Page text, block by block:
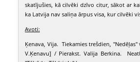
vidū (1998-03-19) Nedēļas vidū (1998-
skatījušies, kā cilvēki dzīvo citur, sākot ar
ka Latvija nav saliņa ārpus visa, kur cilvēki
Avoti:
Ķenava, Vija. Tiekamies trešdien,
V.Ķenavu] / Pierakst. Valija Berkina.